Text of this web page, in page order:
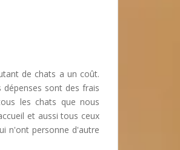
de chats a un coût.
dépenses sont des frais
les chats que nous
et aussi tous ceux
n'ont personne d'autre